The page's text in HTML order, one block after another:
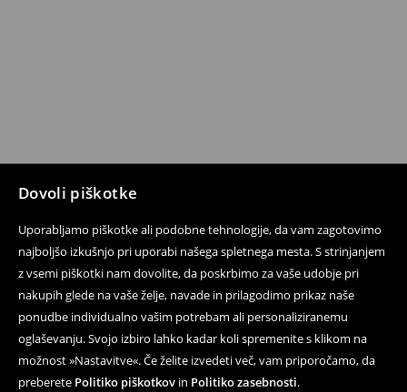
Dovoli piškotke
Uporabljamo piškotke ali podobne tehnologije, da vam zagotovimo
najboljšo izkušnjo pri uporabi našega spletnega mesta. S strinjanjem
z vsemi piškotki nam dovolite, da poskrbimo za vaše udobje pri
nakupih glede na vaše želje, navade in prilagodimo prikaz naše
ponudbe individualno vašim potrebam ali personaliziranemu
oglaševanju. Svojo izbiro lahko kadar koli spremenite s klikom na
možnost »Nastavitve«. Če želite izvedeti več, vam priporočamo, da
preberete Politiko piškotkov in Politiko zasebnosti.